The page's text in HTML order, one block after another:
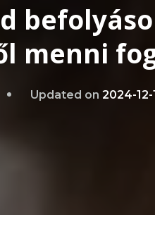
menni
Updated on 2024-12-